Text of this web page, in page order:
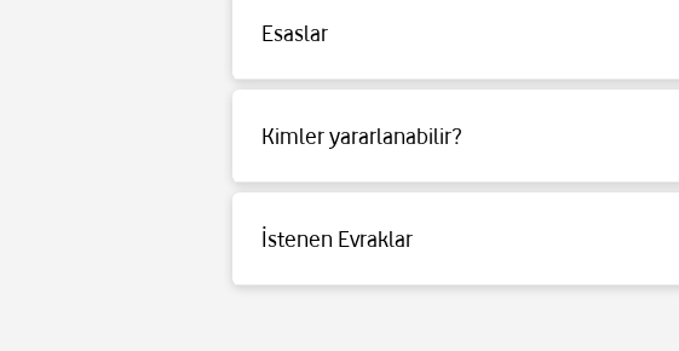
Esaslar
Detaylı bilgi içintıklayınız.
Kimler yararlanabilir?
Detaylı bilgi içintıklayınız.
İstenen Evraklar
Detaylı bilgi içintıklayınız.